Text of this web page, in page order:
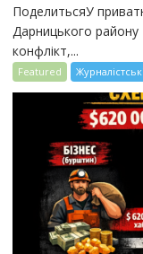
ПоделитьсяУ
Дарницького району
конфлікт,...
Featured